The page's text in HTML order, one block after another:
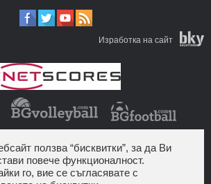
Изработка на сайт
ползва “бисквитки”, за да Ви
повече функционалност.
го, вие се съгласявате с